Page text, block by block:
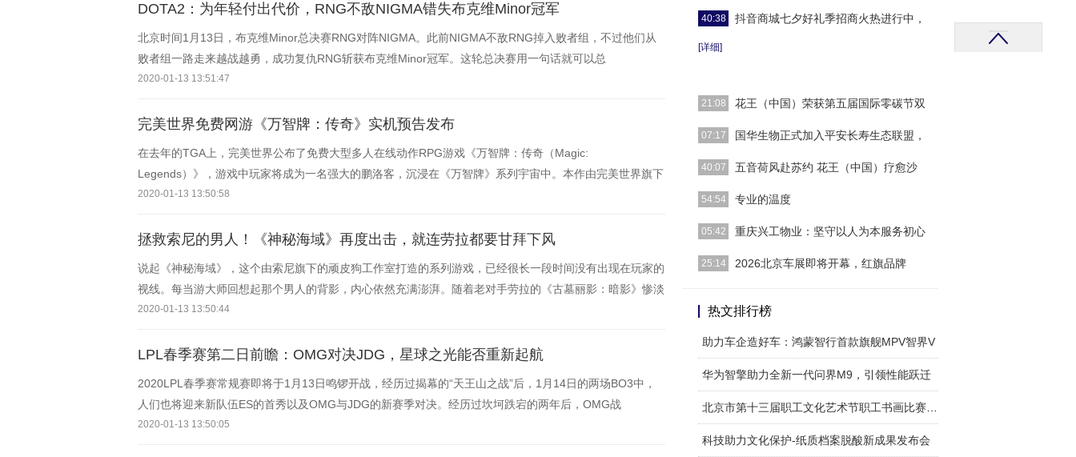
DOTA2：为年轻付出代价，RNG不敌NIGMA错失布克维Minor冠军
北京时间1月13日，布克维Minor总决赛RNG对阵NIGMA。此前NIGMA不敌RNG掉入败者组，不过他们从
败者组一路走来越战越勇，成功复仇RNG斩获布克维Minor冠军。这轮总决赛用一句话就可以总
2020-01-13 13:51:47
完美世界免费网游《万智牌：传奇》实机预告发布
在去年的TGA上，完美世界公布了免费大型多人在线动作RPG游戏《万智牌：传奇（Magic:
Legends）》，游戏中玩家将成为一名强大的鹏洛客，沉浸在《万智牌》系列宇宙中。本作由完美世界旗下
美国工作
2020-01-13 13:50:58
拯救索尼的男人！《神秘海域》再度出击，就连劳拉都要甘拜下风
说起《神秘海域》，这个由索尼旗下的顽皮狗工作室打造的系列游戏，已经很长一段时间没有出现在玩家的
视线。每当游大师回想起那个男人的背影，内心依然充满澎湃。随着老对手劳拉的《古墓丽影：暗影》惨淡
收场，这一类
2020-01-13 13:50:44
LPL春季赛第二日前瞻：OMG对决JDG，星球之光能否重新起航
2020LPL春季赛常规赛即将于1月13日鸣锣开战，经历过揭幕的“天王山之战”后，1月14日的两场BO3中，
人们也将迎来新队伍ES的首秀以及OMG与JDG的新赛季对决。经历过坎坷跌宕的两年后，OMG战
2020-01-13 13:50:05
40:38 抖音商城七夕好礼季招商火热进行中，
[详细]
21:08 花王（中国）荣获第五届国际零碳节双
[详细]
07:17 国华生物正式加入平安长寿生态联盟，
[详细]
40:07 五音荷风赴苏约 花王（中国）疗愈沙
[详细]
54:54 专业的温度
[详细]
05:42 重庆兴工物业：坚守以人为本服务初心
[详细]
25:14 2026北京车展即将开幕，红旗品牌
热文排行榜
助力车企造好车：鸿蒙智行首款旗舰MPV智界V
华为智擎助力全新一代问界M9，引领性能跃迁
科技助力文化保护-纸质档案脱酸新成果发布会